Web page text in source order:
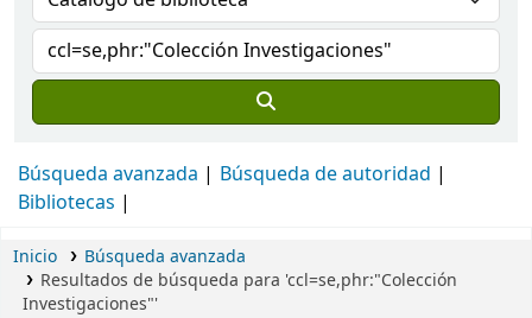
Búsqueda avanzada
Búsqueda de autoridad
Bibliotecas
Inicio
Búsqueda avanzada
Resultados de búsqueda para 'ccl=se,phr:"Colección
Investigaciones"'